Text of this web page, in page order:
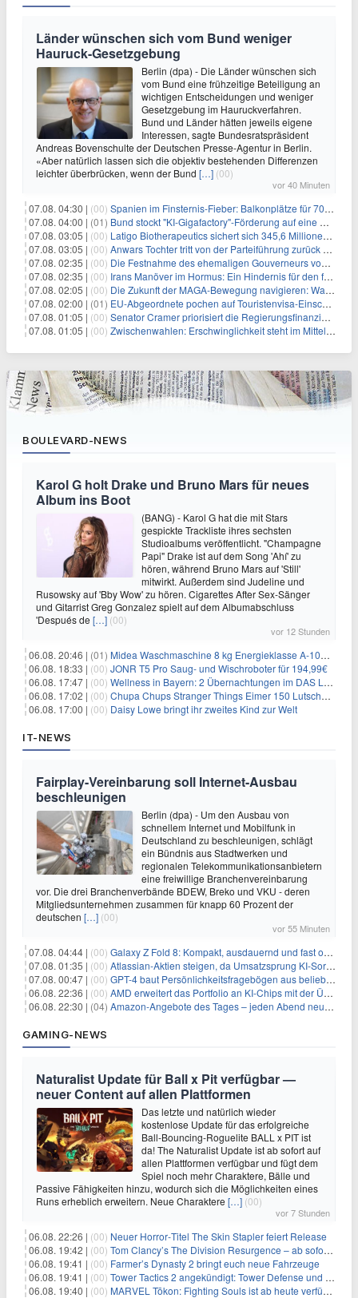
Länder wünschen sich vom Bund weniger
Hauruck-Gesetzgebung
Berlin (dpa) - Die Länder wünschen sich
vom Bund eine frühzeitige Beteiligung an
wichtigen Entscheidungen und weniger
Gesetzgebung im Hauruckverfahren.
Bund und Länder hätten jeweils eigene
Interessen, sagte Bundesratspräsident
Andreas Bovenschulte der Deutschen Presse-Agentur in Berlin.
«Aber natürlich lassen sich die objektiv bestehenden Differenzen
leichter überbrücken, wenn der Bund […] (00)
vor 40 Minuten
07.08. 04:30 | (00) Spanien im Finsternis-Fieber: Balkonplätze für 700 Euro
07.08. 04:00 | (01) Bund stockt "KI-Gigafactory"-Förderung auf eine Milliarde Euro auf
07.08. 03:05 | (00) Latigo Biotherapeutics sichert sich 345,6 Millionen Dollar in einer erhöhten IPO und ebnet den Weg für nicht-opioide Schmerztherapie
07.08. 03:05 | (00) Anwars Tochter tritt von der Parteiführung zurück und hebt politische Turbulenzen hervor
07.08. 02:35 | (00) Die Festnahme des ehemaligen Gouverneurs von Mexiko hebt die anhaltenden Herausforderungen in der Governance und im Geschäftsumfeld hervor
07.08. 02:35 | (00) Irans Manöver im Hormus: Ein Hindernis für den freien Handel und das Investorenvertrauen
07.08. 02:05 | (00) Die Zukunft der MAGA-Bewegung navigieren: Was steht für Investoren auf dem Spiel?
07.08. 02:00 | (01) EU-Abgeordnete pochen auf Touristenvisa-Einschränkungen für Russen
07.08. 01:05 | (00) Senator Cramer priorisiert die Regierungsfinanzierung angesichts des bevorstehenden Ferienbeginns
07.08. 01:05 | (00) Zwischenwahlen: Erschwinglichkeit steht im Mittelpunkt, während die Demokraten auf die Mehrheit im Repräsentantenhaus zielen
BOULEVARD-NEWS
Karol G holt Drake und Bruno Mars für neues
Album ins Boot
(BANG) - Karol G hat die mit Stars
gespickte Trackliste ihres sechsten
Studioalbums veröffentlicht. "Champagne
Papi" Drake ist auf dem Song 'Ahí' zu
hören, während Bruno Mars auf 'Still'
mitwirkt. Außerdem sind Judeline und
Rusowsky auf 'Bby Wow' zu hören. Cigarettes After Sex-Sänger
und Gitarrist Greg Gonzalez spielt auf dem Albumabschluss
'Después de […] (00)
vor 12 Stunden
06.08. 20:46 | (01) Midea Waschmaschine 8 kg Energieklasse A-10% 1400 U/Min für 289,97€
06.08. 18:33 | (00) JONR T5 Pro Saug- und Wischroboter für 194,99€
06.08. 17:47 | (00) Wellness in Bayern: 2 Übernachtungen im DAS LUDWIG Sports Resort inkl. HP + Wellness ab 174€ p.P.
06.08. 17:02 | (00) Chupa Chups Stranger Things Eimer 150 Lutscher für 21,95€
06.08. 17:00 | (00) Daisy Lowe bringt ihr zweites Kind zur Welt
IT-NEWS
Fairplay-Vereinbarung soll Internet-Ausbau
beschleunigen
Berlin (dpa) - Um den Ausbau von
schnellem Internet und Mobilfunk in
Deutschland zu beschleunigen, schlägt
ein Bündnis aus Stadtwerken und
regionalen Telekommunikationsanbietern
eine freiwillige Branchenvereinbarung
vor. Die drei Branchenverbände BDEW, Breko und VKU - deren
Mitgliedsunternehmen zusammen für knapp 60 Prozent der
deutschen […] (00)
vor 55 Minuten
07.08. 04:44 | (00) Galaxy Z Fold 8: Kompakt, ausdauernd und fast ohne Falte
07.08. 01:35 | (00) Atlassian-Aktien steigen, da Umsatzsprung KI-Sorgen dämpft
07.08. 00:47 | (00) GPT-4 baut Persönlichkeitsfragebögen aus beliebigen Texten und sagt Antworten voraus
06.08. 22:36 | (00) AMD erweitert das Portfolio an KI-Chips mit der Übernahme von Taalas
06.08. 22:30 | (04) Amazon-Angebote des Tages – jeden Abend neue Deals zum Stöbern
GAMING-NEWS
Naturalist Update für Ball x Pit verfügbar —
neuer Content auf allen Plattformen
Das letzte und natürlich wieder
kostenlose Update für das erfolgreiche
Ball-Bouncing-Roguelite BALL x PIT ist
da! The Naturalist Update ist ab sofort auf
allen Plattformen verfügbar und fügt dem
Spiel noch mehr Charaktere, Bälle und
Passive Fähigkeiten hinzu, wodurch sich die Möglichkeiten eines
Runs erheblich erweitern. Neue Charaktere […] (00)
vor 7 Stunden
06.08. 22:26 | (00) Neuer Horror‑Titel The Skin Stapler feiert Release
06.08. 19:42 | (00) Tom Clancy’s The Division Resurgence – ab sofort für euch verfügbar
06.08. 19:41 | (00) Farmer’s Dynasty 2 bringt euch neue Fahrzeuge
06.08. 19:41 | (00) Tower Tactics 2 angekündigt: Tower Defense und Deckbuilding Kombo kehrt zurück
06.08. 19:40 | (00) MARVEL Tōkon: Fighting Souls ist ab heute verfügbar